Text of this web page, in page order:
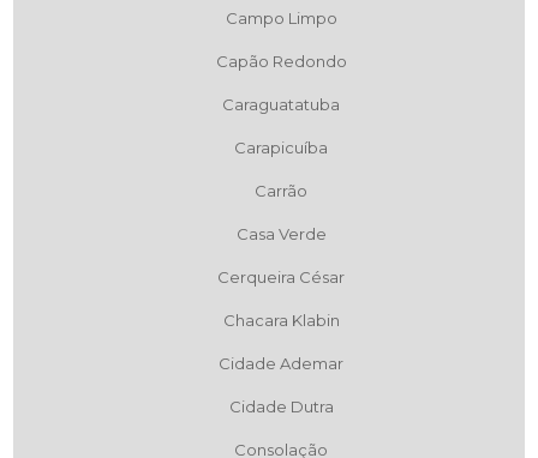
Campo Limpo
Capão Redondo
Caraguatatuba
Carapicuíba
Carrão
Casa Verde
Cerqueira César
Chacara Klabin
Cidade Ademar
Cidade Dutra
Consolação